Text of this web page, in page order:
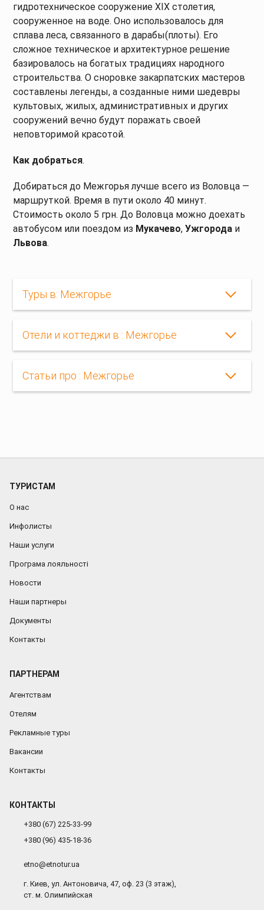
гидротехническое сооружение XІХ столетия,
сооруженное на воде. Оно использовалось для
сплава леса, связанного в дарабы(плоты). Его
сложное техническое и архитектурное решение
базировалось на богатых традициях народного
строительства. О сноровке закарпатских мастеров
составлены легенды, а созданные ними шедевры
культовых, жилых, административных и других
сооружений вечно будут поражать своей
неповторимой красотой.
Как добраться.
Добираться до Межгорья лучше всего из Воловца —
маршруткой. Время в пути около 40 минут.
Стоимость около 5 грн. До Воловца можно доехать
автобусом или поездом из Мукачево,Ужгорода и
Львова.
Туры в: Межгорье
Отели и коттеджи в : Межгорье
Статьи про : Межгорье
ТУРИСТАМ
О нас
Инфолисты
Наши услуги
Програма лояльності
Новости
Наши партнеры
Документы
Контакты
ПАРТНЕРАМ
Агентствам
Отелям
Рекламные туры
Вакансии
Контакты
КОНТАКТЫ
+380 (67) 225-33-99
+380 (96) 435-18-36
etno@etnotur.ua
г. Киев, ул. Антоновича, 47, оф. 23 (3 этаж),
ст. м. Олимпийская